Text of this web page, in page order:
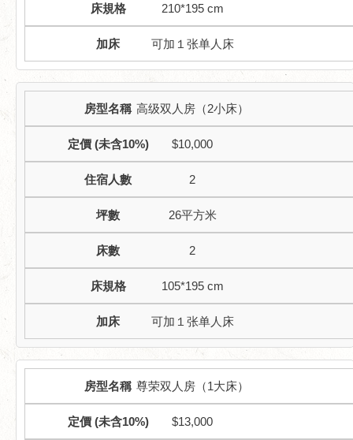
210*195 cm
可加１张单人床
高级双人房（2小床）
$10,000
2
26平方米
2
105*195 cm
可加１张单人床
尊荣双人房（1大床）
$13,000